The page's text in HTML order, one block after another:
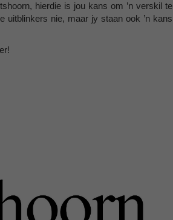
hierdie is jou kans om ’n verskil te
nie, maar jy staan ook ’n kans